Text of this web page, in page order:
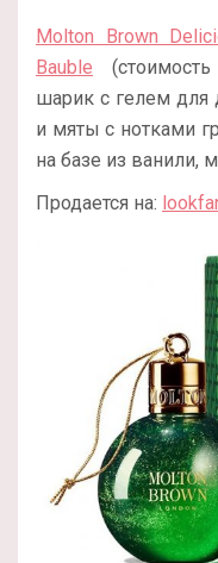
Molton Brown
Bauble
шарик с гелем для
и мяты с нотками
на базе из ванили,
Продается на: